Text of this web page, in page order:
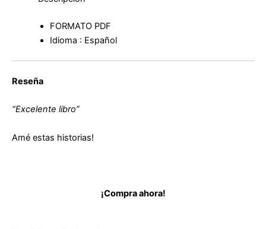
Silvera
cantidad
FORMATO PDF
Idioma : Español
Reseña
“Excelente libro”
Amé estas historias!
¡Compra ahora!